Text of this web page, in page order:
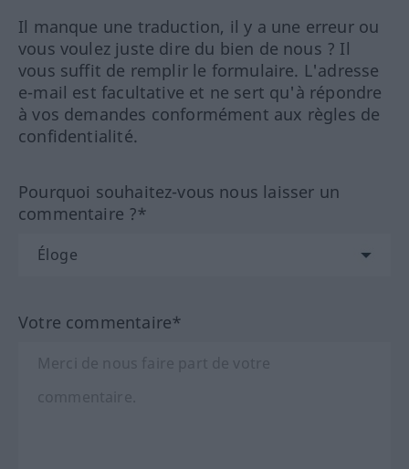
Il manque une traduction, il y a une erreur ou
vous voulez juste dire du bien de nous ? Il
vous suffit de remplir le formulaire. L'adresse
e-mail est facultative et ne sert qu'à répondre
à vos demandes conformément aux règles de
confidentialité.
Pourquoi souhaitez-vous nous laisser un
commentaire ?*
Votre commentaire*